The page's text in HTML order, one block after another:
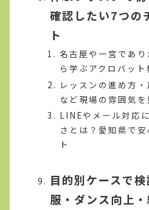
確認したい7つの
ト
名古屋や一宮であ
ら学ぶアクロバッ
レッスンの進め方
など現場の雰囲気を
LINEやメール対応
さとは？愛知県で
ト
目的別ケースで
服・ダンス向上